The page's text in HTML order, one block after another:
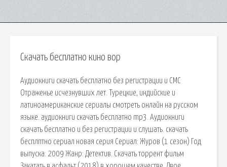
Скачать бесплатно кино вор
Аудиокниги скачать бесплатно без регистрации и СМС
Отраженье исчезнувших лет. Турецкие, индийские и
латиноамериканские сериалы смотреть онлайн на русском
языке. аудиокниги скачать бесплатно mp3. Аудиокниги
скачать бесплатно и без регистрации и слушать. скачать
бесплптно сериал новая серия Сериал: Журов (1 сезон) Год
выпуска: 2009 Жанр: Детектив. Скачать торрент фильм